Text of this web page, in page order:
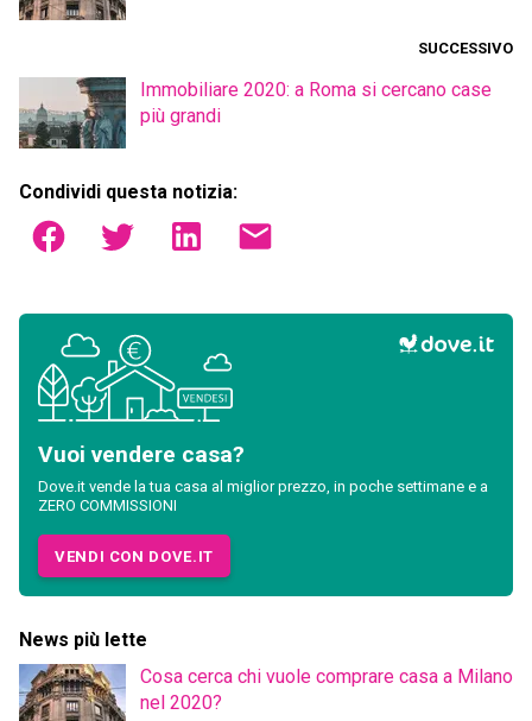
SUCCESSIVO
Immobiliare 2020: a Roma si cercano case
più grandi
Condividi questa notizia:
Vuoi vendere casa?
Dove.it vende la tua casa al miglior prezzo, in poche settimane e a
ZERO COMMISSIONI
VENDI CON DOVE.IT
News più lette
Cosa cerca chi vuole comprare casa a Milano
nel 2020?